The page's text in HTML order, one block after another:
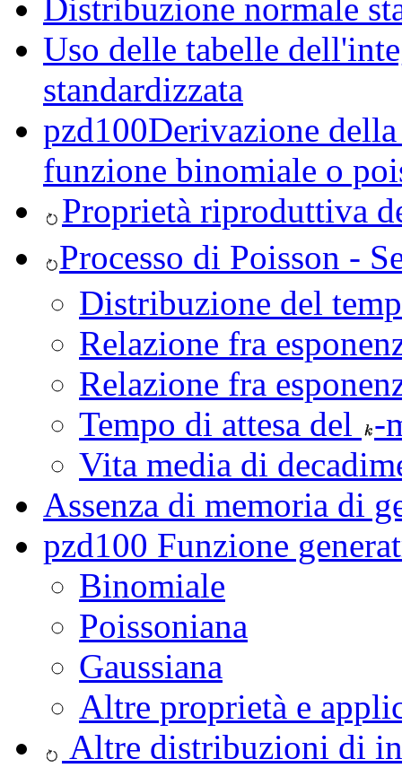
Distribuzione normale
Uso delle tabelle
standardizzata
pzd100Derivazione
funzione binomiale o
Proprietà riproduttiva
Processo di Poisson -
Distribuzione del
Relazione fra
Relazione fra
Tempo di attesa del
-
Vita media di
Assenza di memoria di
pzd100 Funzione
Binomiale
Poissoniana
Gaussiana
Altre proprietà e
Altre distribuzioni di